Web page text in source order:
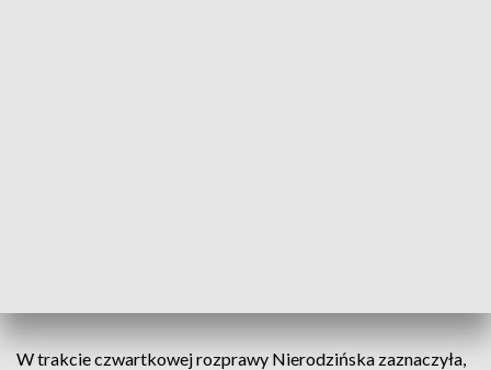
W trakcie czwartkowej rozprawy Nierodzińska zaznaczyła,